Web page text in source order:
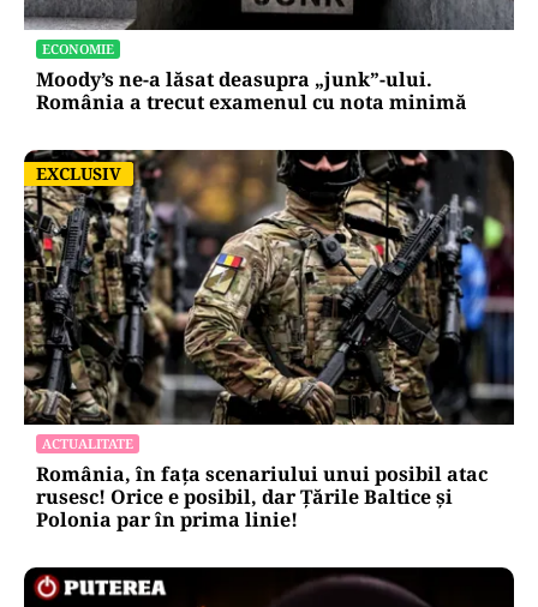
ECONOMIE
Moody’s ne-a lăsat deasupra „junk”-ului.
România a trecut examenul cu nota minimă
EXCLUSIV
EXCLUSIV
ACTUALITATE
România, în fața scenariului unui posibil atac
rusesc! Orice e posibil, dar Țările Baltice și
Polonia par în prima linie!